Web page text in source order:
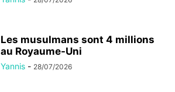
Les musulmans sont 4 millions
au Royaume-Uni
Yannis - 28/07/2026